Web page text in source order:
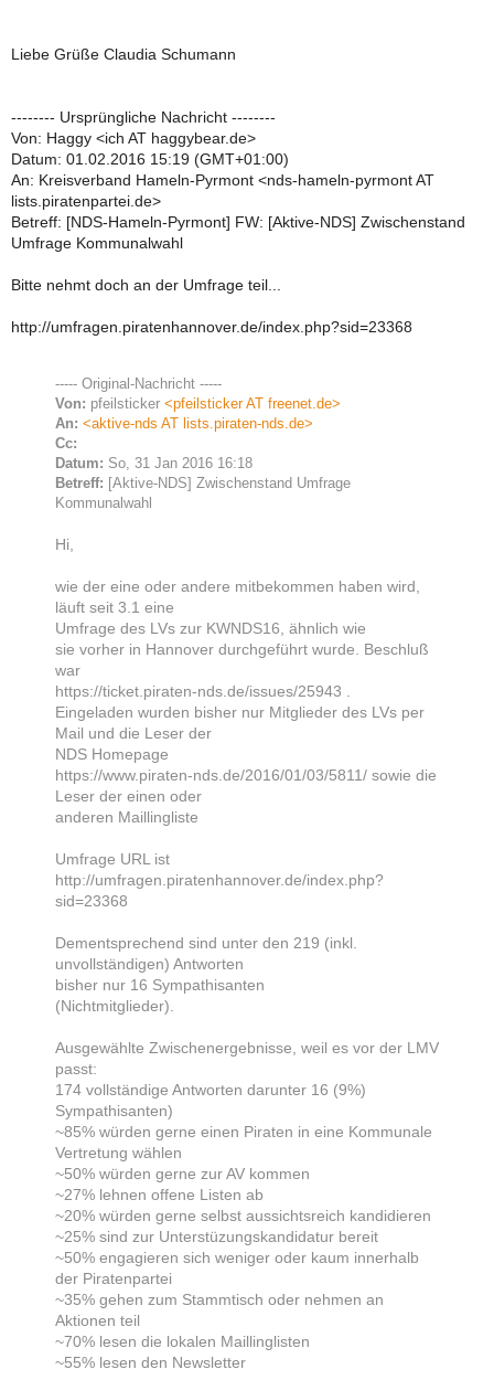
Liebe Grüße Claudia Schumann
-------- Ursprüngliche Nachricht --------
Von: Haggy <ich AT haggybear.de>
Datum: 01.02.2016 15:19 (GMT+01:00)
An: Kreisverband Hameln-Pyrmont <nds-hameln-pyrmont AT
lists.piratenpartei.de>
Betreff: [NDS-Hameln-Pyrmont] FW: [Aktive-NDS] Zwischenstand
Umfrage Kommunalwahl
Bitte nehmt doch an der Umfrage teil...
http://umfragen.piratenhannover.de/index.php?sid=23368
----- Original-Nachricht -----
Von: pfeilsticker <pfeilsticker AT freenet.de>
An: <aktive-nds AT lists.piraten-nds.de>
Cc:
Datum: So, 31 Jan 2016 16:18
Betreff: [Aktive-NDS] Zwischenstand Umfrage
Kommunalwahl
Hi,
wie der eine oder andere mitbekommen haben wird,
läuft seit 3.1 eine
Umfrage des LVs zur KWNDS16, ähnlich wie
sie vorher in Hannover durchgeführt wurde. Beschluß
war
https://ticket.piraten-nds.de/issues/25943 .
Eingeladen wurden bisher nur Mitglieder des LVs per
Mail und die Leser der
NDS Homepage
https://www.piraten-nds.de/2016/01/03/5811/ sowie die
Leser der einen oder
anderen Maillingliste
Umfrage URL ist
http://umfragen.piratenhannover.de/index.php?
sid=23368
Dementsprechend sind unter den 219 (inkl.
unvollständigen) Antworten
bisher nur 16 Sympathisanten
(Nichtmitglieder).
Ausgewählte Zwischenergebnisse, weil es vor der LMV
passt:
174 vollständige Antworten darunter 16 (9%)
Sympathisanten)
~85% würden gerne einen Piraten in eine Kommunale
Vertretung wählen
~50% würden gerne zur AV kommen
~27% lehnen offene Listen ab
~20% würden gerne selbst aussichtsreich kandidieren
~25% sind zur Unterstüzungskandidatur bereit
~50% engagieren sich weniger oder kaum innerhalb
der Piratenpartei
~35% gehen zum Stammtisch oder nehmen an
Aktionen teil
~70% lesen die lokalen Maillinglisten
~55% lesen den Newsletter